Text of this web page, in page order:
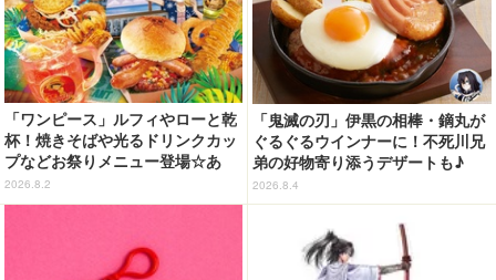
「ワンピース」ルフィやローと乾
杯！焼きそばや光るドリンクカッ
プなどお祭りメニュー登場☆あ
の“麦わら帽子”もグッズ化!? 【U
SJ「ワンピース・プレミア・サマ
2026.8.2
「鬼滅の刃」伊黒の相棒・鏑丸が
ぐるぐるウインナーに！不死川兄
弟の好物寄り添うデザートも♪
「ジョイフル」コラボ第3弾・第4
弾決定【8月18日～】
2026.8.4